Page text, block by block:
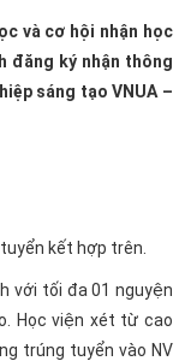
và cơ hội nhận học
đăng ký nhận thông
sáng tạo VNUA –
kết hợp trên.
với tối đa 01 nguyện
Học viện xét từ cao
trúng tuyển vào NV